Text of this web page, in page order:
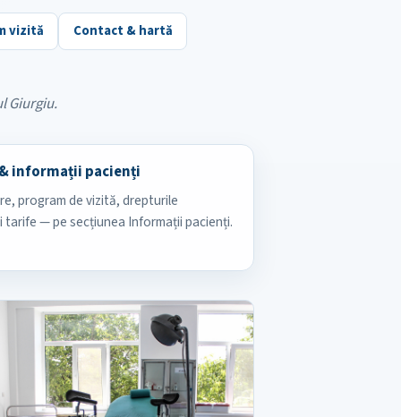
vizită Contact & hartă
Giurgiu.
informații pacienți
program de vizită, drepturile
tarife — pe secțiunea Informații pacienți.